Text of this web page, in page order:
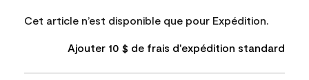
Cet article n’est disponible que pour Expédition.
Ajouter 10 $ de frais d'expédition standard